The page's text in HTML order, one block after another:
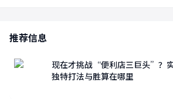
推荐信息
现在才挑战“便利店三巨头”？实
独特打法与胜算在哪里